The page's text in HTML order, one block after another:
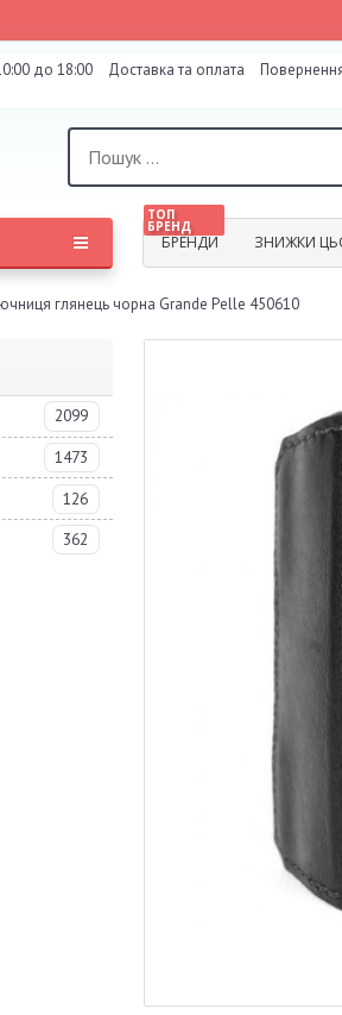
до 18:00 Доставка та оплата
ТОП
БРЕНД
БРЕНДИ ЗНИЖКИ
глянець чорна Grande Pelle 450610
2099
1473
126
362